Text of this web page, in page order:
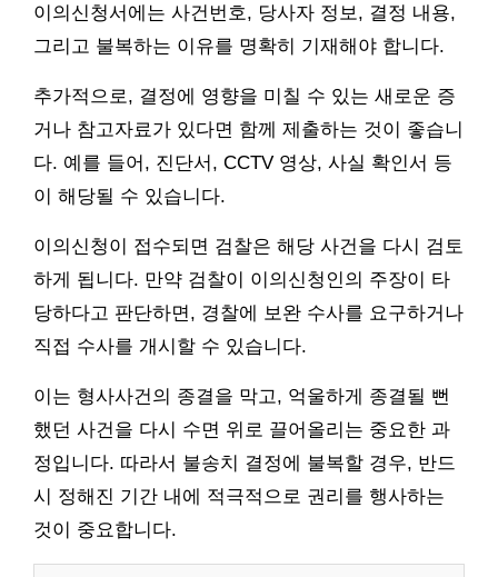
이의신청서에는 사건번호, 당사자 정보, 결정 내용,
그리고 불복하는 이유를 명확히 기재해야 합니다.
추가적으로, 결정에 영향을 미칠 수 있는 새로운 증
거나 참고자료가 있다면 함께 제출하는 것이 좋습니
다. 예를 들어, 진단서, CCTV 영상, 사실 확인서 등
이 해당될 수 있습니다.
이의신청이 접수되면 검찰은 해당 사건을 다시 검토
하게 됩니다. 만약 검찰이 이의신청인의 주장이 타
당하다고 판단하면, 경찰에 보완 수사를 요구하거나
직접 수사를 개시할 수 있습니다.
이는 형사사건의 종결을 막고, 억울하게 종결될 뻔
했던 사건을 다시 수면 위로 끌어올리는 중요한 과
정입니다. 따라서 불송치 결정에 불복할 경우, 반드
시 정해진 기간 내에 적극적으로 권리를 행사하는
것이 중요합니다.